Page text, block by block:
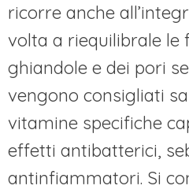
ricorre anche
volta a riequilibrale le
ghiandole e dei pori
vengono consigliati
vitamine specifiche
effetti antibatterici,
antinfiammatori. Si